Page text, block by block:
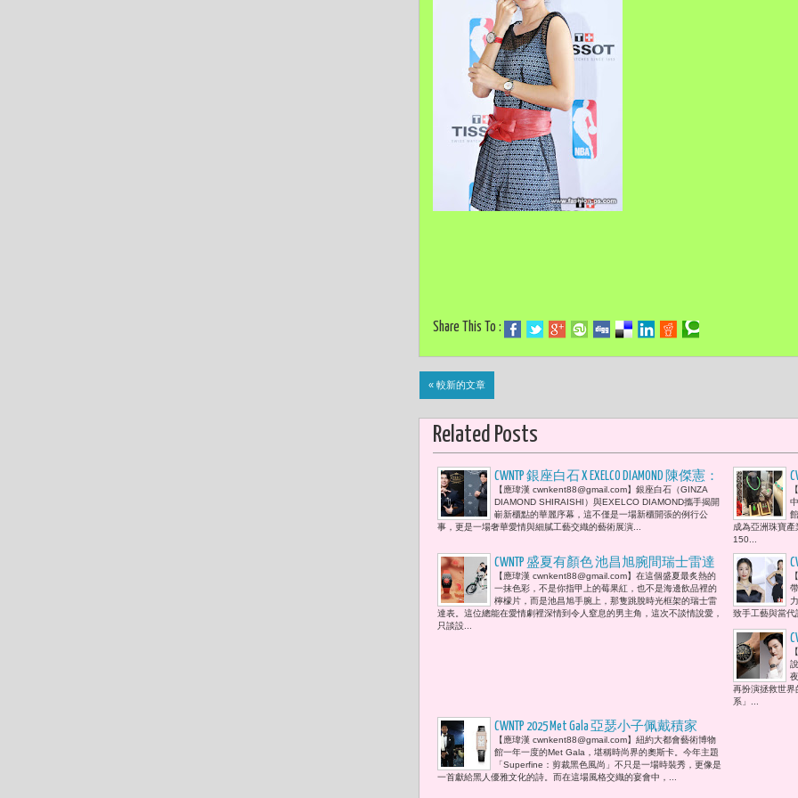
Share This To :
« 較新的文章
Related Posts
CWNTP 銀座白石 X EXELCO DIAMOND 陳傑憲：
全球唯一「日本真鑽皇冠租借服務」預
告登台 高雄夢時代揭幕璀璨新章
【應瑋漢 cwnkent88@gmail.com】銀座白石（GINZA
DIAMOND SHIRAISHI）與EXELCO DIAMOND攜手揭開
嶄新櫃點的華麗序幕，這不僅是一場新櫃開張的例行公
事，更是一場奢華愛情與細膩工藝交織的藝術展演...
成為亞洲珠寶
150...
CWNTP 盛夏有顏色 池昌旭腕間瑞士雷達
表Rado Anatom的時間告白
【應瑋漢 cwnkent88@gmail.com】在這個盛夏最炙熱的
一抹色彩，不是你指甲上的莓果紅，也不是海邊飲品裡的
檸檬片，而是池昌旭手腕上，那隻跳脫時光框架的瑞士雷
達表。這位總能在愛情劇裡深情到令人窒息的男主角，這次不談情說愛，
只談設...
致手工藝與當代
再扮演拯救世界
系」...
CWNTP 2025 Met Gala 亞瑟小子佩戴積家
Reverso 一抹璀璨走進黑色時尚殿堂
【應瑋漢 cwnkent88@gmail.com】紐約大都會藝術博物
館一年一度的Met Gala，堪稱時尚界的奧斯卡。今年主題
「Superfine：剪裁黑色風尚」不只是一場時裝秀，更像是
一首獻給黑人優雅文化的詩。而在這場風格交織的宴會中，...